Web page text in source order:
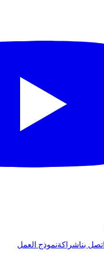
اتصل بناشراكةنموذج العمل